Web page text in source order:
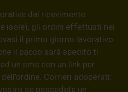
dal ricevimento
isole), gli ordini effettuati nei
il primo giorno lavorativo
il pacco sarà spedito ti
un sms con un link per
Corrieri adoperati:
se possedete un